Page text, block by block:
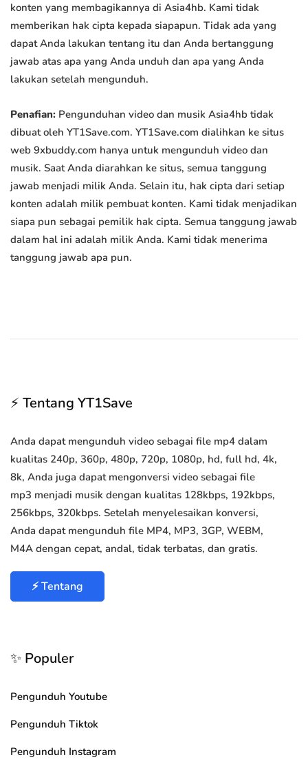
konten yang membagikannya di Asia4hb. Kami tidak
memberikan hak cipta kepada siapapun. Tidak ada yang
dapat Anda lakukan tentang itu dan Anda bertanggung
jawab atas apa yang Anda unduh dan apa yang Anda
lakukan setelah mengunduh.
Penafian: Pengunduhan video dan musik Asia4hb tidak
dibuat oleh YT1Save.com. YT1Save.com dialihkan ke situs
web 9xbuddy.com hanya untuk mengunduh video dan
musik. Saat Anda diarahkan ke situs, semua tanggung
jawab menjadi milik Anda. Selain itu, hak cipta dari setiap
konten adalah milik pembuat konten. Kami tidak menjadikan
siapa pun sebagai pemilik hak cipta. Semua tanggung jawab
dalam hal ini adalah milik Anda. Kami tidak menerima
tanggung jawab apa pun.
⚡ Tentang YT1Save
Anda dapat mengunduh video sebagai file mp4 dalam
kualitas 240p, 360p, 480p, 720p, 1080p, hd, full hd, 4k,
8k, Anda juga dapat mengonversi video sebagai file
mp3 menjadi musik dengan kualitas 128kbps, 192kbps,
256kbps, 320kbps. Setelah menyelesaikan konversi,
Anda dapat mengunduh file MP4, MP3, 3GP, WEBM,
M4A dengan cepat, andal, tidak terbatas, dan gratis.
⚡ Tentang
✨ Populer
Pengunduh Youtube
Pengunduh Tiktok
Pengunduh Instagram